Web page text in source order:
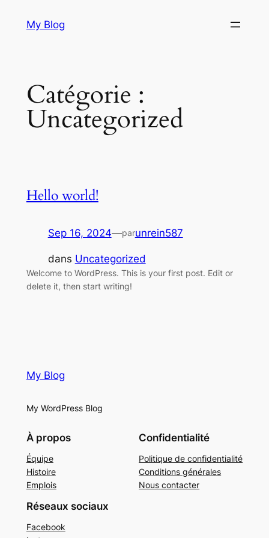
My Blog
Catégorie :
Uncategorized
Hello world!
Sep 16, 2024—parunrein587
dans Uncategorized
Welcome to WordPress. This is your first post. Edit or
delete it, then start writing!
My Blog
My WordPress Blog
À propos
Équipe
Histoire
Emplois
Confidentialité
Politique de confidentialité
Conditions générales
Nous contacter
Réseaux sociaux
Facebook